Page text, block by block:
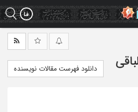
دانلود فهرست مقالات نویسنده